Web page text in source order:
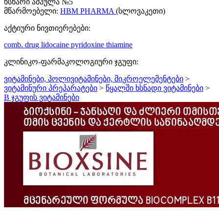
მწარმოებელი: HBM PHARMA (სლოვაკეთი)
აქტიური ნივთიერებები:
comb. drug lidocaine pyridoxine thiamine
კლინიკო-ფარმაკოლოგიური ჯგუფი:
ვიტამინები, პოლივიტამინები, მიკროელემენტები >
ვიტამინური პრეპარატები > წყალში ხსნადი ვიტამინები >
B ჯგუფის ვიტამინები